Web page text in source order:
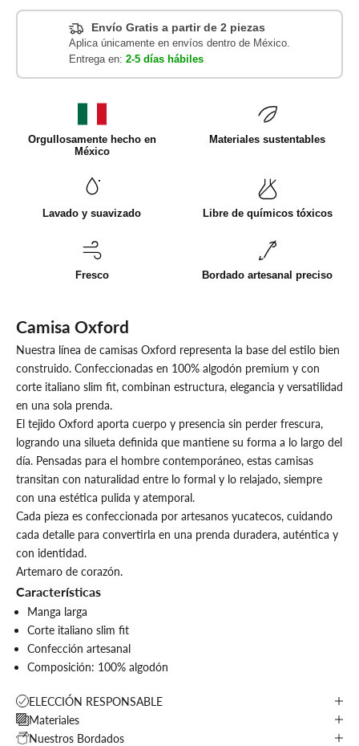
Envío Gratis a partir de 2 piezas
Aplica únicamente en envíos dentro de México.
Entrega en: 2-5 días hábiles
Orgullosamente hecho en
México
Materiales sustentables
Lavado y suavizado Libre de químicos tóxicos
Fresco Bordado artesanal preciso
Camisa Oxford
Nuestra línea de camisas Oxford representa la base del estilo bien
construido. Confeccionadas en 100% algodón premium y con
corte italiano slim fit, combinan estructura, elegancia y versatilidad
en una sola prenda.
El tejido Oxford aporta cuerpo y presencia sin perder frescura,
logrando una silueta definida que mantiene su forma a lo largo del
día. Pensadas para el hombre contemporáneo, estas camisas
transitan con naturalidad entre lo formal y lo relajado, siempre
con una estética pulida y atemporal.
Cada pieza es confeccionada por artesanos yucatecos, cuidando
cada detalle para convertirla en una prenda duradera, auténtica y
con identidad.
Artemaro de corazón.
Características
Manga larga
Corte italiano slim fit
Confección artesanal
Composición: 100% algodón
ELECCIÓN RESPONSABLE
Materiales
Nuestros Bordados